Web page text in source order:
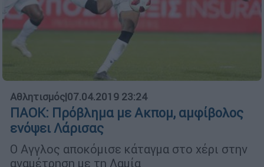
Αθλητισμός|07.04.2019 23:24
ΠΑΟΚ: Πρόβλημα με Ακπομ, αμφίβολος
ενόψει Λάρισας
Ο Αγγλος αποκόμισε κάταγμα στο χέρι στην
αναμέτρηση με τη Λαμία